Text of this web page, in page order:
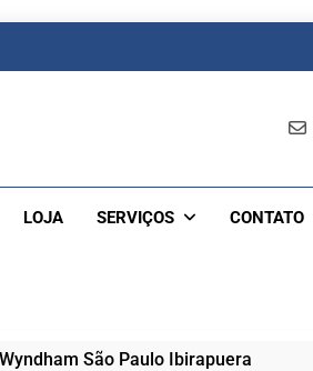
LOJA SERVIÇOS CONTATO
São Paulo Ibirapuera